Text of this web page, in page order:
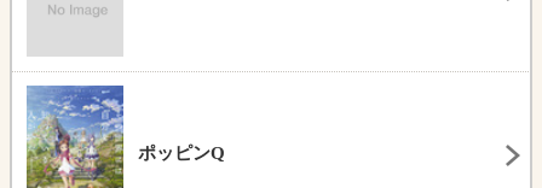
ポッピンQ